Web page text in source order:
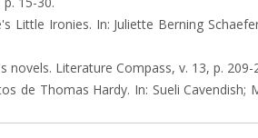
Little Ironies. In: Juliette Berning
novels. Literature Compass, v. 13, p. 209-
de Thomas Hardy. In: Sueli